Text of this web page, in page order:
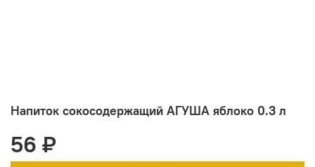
Напиток сокосодержащий АГУША яблоко 0.3 л
56 ₽